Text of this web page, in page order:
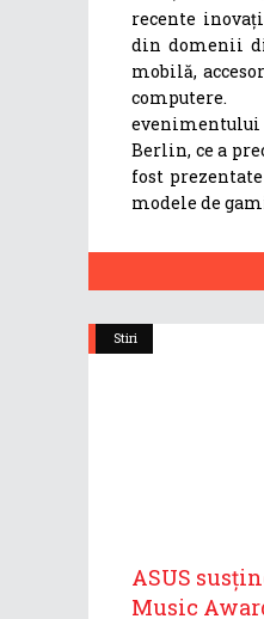
recente
din domenii
mobilă,
Berlin, ce a
fost
modele de
Stiri
ASUS
Music